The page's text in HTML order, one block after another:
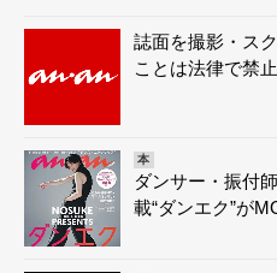
誌面を撮影・ス
ことは法律で禁
本
ダンサー・振付
載“ダンエク”が